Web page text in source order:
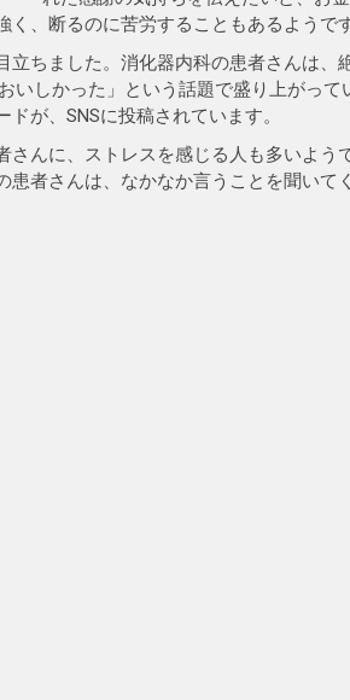
、断るのに苦労することもあるようです
ちました。消化器内科の患者さんは、
しかった」という話題で盛り上がって
が、SNSに投稿されています。
んに、ストレスを感じる人も多いよう
者さんは、なかなか言うことを聞いて